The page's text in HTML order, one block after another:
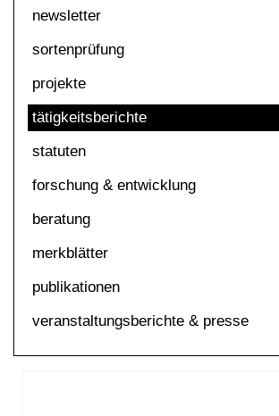
newsletter
sortenprüfung
projekte
tätigkeitsberichte
statuten
forschung & entwicklung
beratung
merkblätter
publikationen
veranstaltungsberichte & presse